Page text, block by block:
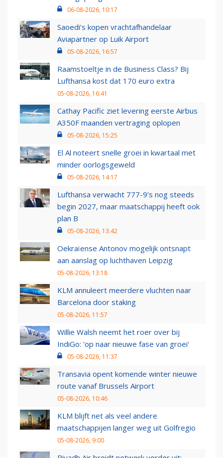
06-08-2026, 10:17
Saoedi’s kopen vrachtafhandelaar
Aviapartner op Luik Airport
05-08-2026, 16:57
Raamstoeltje in de Business Class? Bij
Lufthansa kost dat 170 euro extra
05-08-2026, 16:41
Cathay Pacific ziet levering eerste Airbus
A350F maanden vertraging oplopen
05-08-2026, 15:25
El Al noteert snelle groei in kwartaal met
minder oorlogsgeweld
05-08-2026, 14:17
Lufthansa verwacht 777-9’s nog steeds
begin 2027, maar maatschappij heeft ook
plan B
05-08-2026, 13:42
Oekraïense Antonov mogelijk ontsnapt
aan aanslag op luchthaven Leipzig
05-08-2026, 13:18
KLM annuleert meerdere vluchten naar
Barcelona door staking
05-08-2026, 11:57
Willie Walsh neemt het roer over bij
IndiGo: 'op naar nieuwe fase van groei'
05-08-2026, 11:37
Transavia opent komende winter nieuwe
route vanaf Brussels Airport
05-08-2026, 10:46
KLM blijft net als veel andere
maatschappijen langer weg uit Golfregio
05-08-2026, 9:00